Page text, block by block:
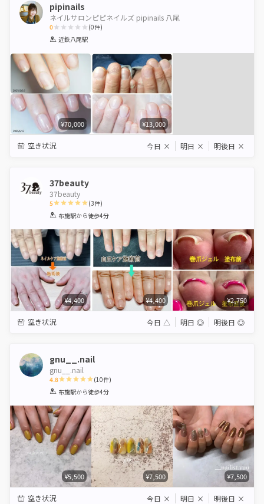
pipinails
ネイルサロンピピネイルズ pipinails 八尾
0
1 2 3 4 5
(0件)
近鉄八尾駅
¥70,000 ¥13,000
空き状況 今日 × 明日 × 明後日 ×
37beauty
37beauty
5
1 2 3 4 5
(3件)
布施駅から徒歩4分
¥4,400 ¥4,400 ¥2,750
空き状況 今日 △ 明日 ◎ 明後日 ◎
gnu__.nail
gnu__.nail
4.8
1 2 3 4 5
(10件)
布施駅から徒歩4分
¥5,500 ¥7,500 ¥7,500
空き状況 今日 × 明日 × 明後日 ×